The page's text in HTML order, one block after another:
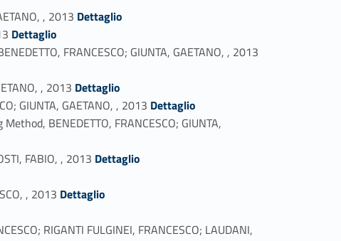
, 2013 Link identifier #identifier_person_78317-63
Dettaglio
Link identifier #identifier_person_6373-64
Dettaglio
FRANCESCO; GIUNTA, GAETANO, , 2013
, 2013 Link identifier #identifier_person_183002-66
Dettaglio
GIUNTA, GAETANO, , 2013 Link identifier #identifier_person_21499-67
Dettaglio
BENEDETTO, FRANCESCO; GIUNTA,
FABIO, , 2013 Link identifier #identifier_person_136601-69
Dettaglio
, 2013 Link identifier #identifier_person_132677-71
Dettaglio
RIGANTI FULGINEI, FRANCESCO; LAUDANI,